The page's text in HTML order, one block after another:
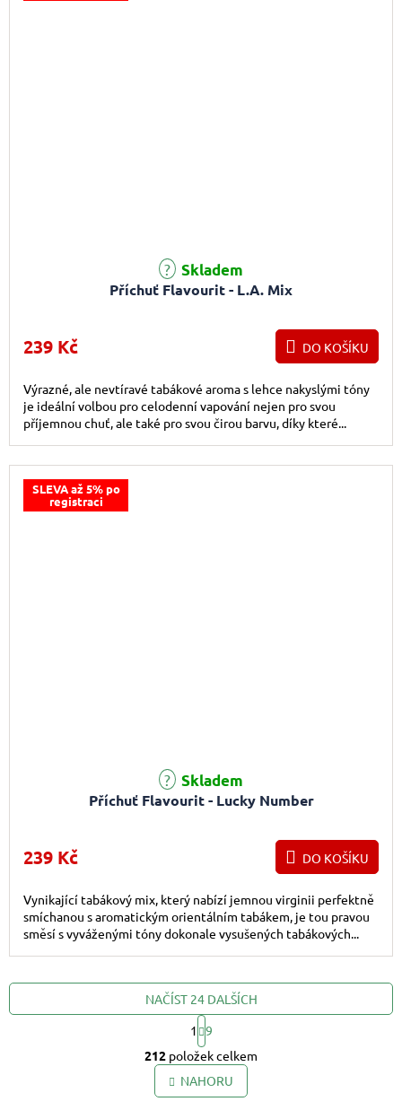
Příchuť Flavourit - L.A. Mix
Skladem
239 Kč DO KOŠÍKU
Výrazné, ale nevtíravé tabákové aroma s lehce nakyslými tóny
je ideální volbou pro celodenní vapování nejen pro svou
příjemnou chuť, ale také pro svou čirou barvu, díky které...
SLEVA až 5% po
registraci
Příchuť Flavourit - Lucky Number
Skladem
239 Kč DO KOŠÍKU
Vynikající tabákový mix, který nabízí jemnou virginii perfektně
smíchanou s aromatickým orientálním tabákem, je tou pravou
směsí s vyváženými tóny dokonale vysušených tabákových...
Ovládací prvky
NAČÍST 24 DALŠÍCH
Stránkování
1
9
212 položek celkem
NAHORU